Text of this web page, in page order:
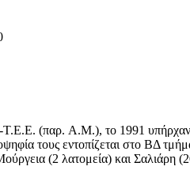
(παρ. A.M.), το 1991 υπήρχαν
τους εντοπίζεται στο ΒΔ
(2 λατομεία) και Σαλιάρη